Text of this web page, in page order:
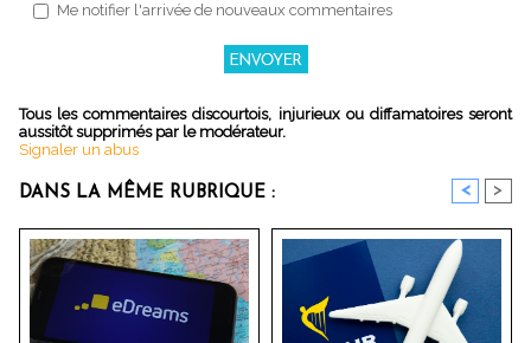
Me notifier l'arrivée de nouveaux commentaires
Tous les commentaires discourtois, injurieux ou diffamatoires seront
aussitôt supprimés par le modérateur.
Signaler un abus
DANS LA MÊME RUBRIQUE : < >